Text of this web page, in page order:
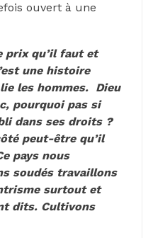
ouvert à une
prix qu’il faut et
une histoire
les hommes. Dieu
pourquoi pas si
dans ses droits ?
peut-être qu’il
pays nous
soudés travaillons
surtout et
dits. Cultivons